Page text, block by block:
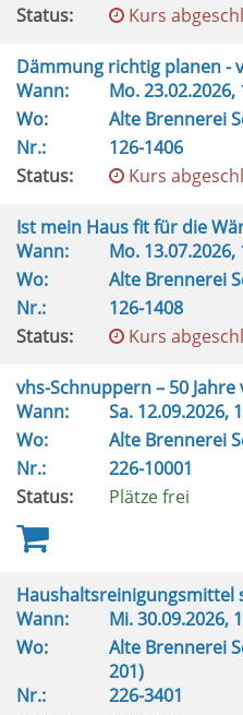
Status:
Kurs
Dämmung richtig planen -
Wann:
Mo.23.02.2026,
Wo:
Alte Brennerei
Nr.:
126-1406
Status:
Kurs
Ist mein Haus fit für die
Wann:
Mo.
Wo:
Alte Brennerei
Nr.:
126-1408
Status:
Kurs
vhs-Schnuppern – 50
Wann:
Sa. 12.09.2026,
Wo:
Alte Brennerei
Nr.:
226-10001
Status:
Plätze frei
Haushaltsreinigungsmittel
Wann:
Mi.30.09.2026,
Wo:
Alte Brennerei
201)
Nr.:
226-3401